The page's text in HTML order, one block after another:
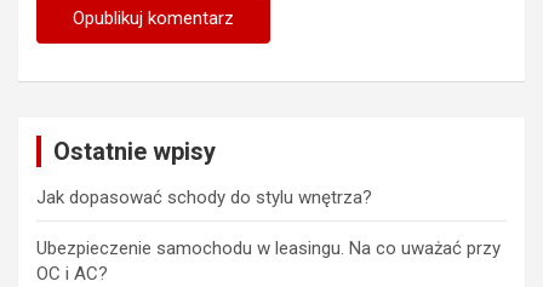
Ostatnie wpisy
Jak dopasować schody do stylu wnętrza?
Ubezpieczenie samochodu w leasingu. Na co uważać przy
OC i AC?